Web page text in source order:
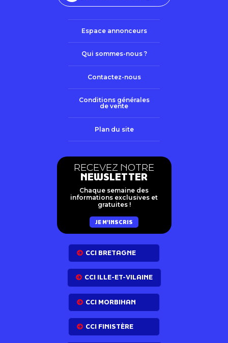
Espace annonceurs
Qui sommes-nous ?
Contactez-nous
Conditions générales
de vente
Plan du site
RECEVEZ NOTRE
NEWSLETTER
Chaque semaine des
informations exclusives et
gratuites !
JE M'INSCRIS
CCI BRETAGNE
CCI ILLE-ET-VILAINE
CCI MORBIHAN
CCI FINISTÈRE